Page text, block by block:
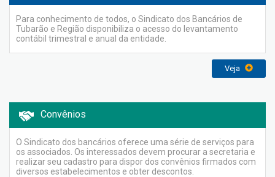
Para conhecimento de todos, o Sindicato dos Bancários de
Tubarão e Região disponibiliza o acesso do levantamento
contábil trimestral e anual da entidade.
Veja
Convênios
O Sindicato dos bancários oferece uma série de serviços para
os associados. Os interessados devem procurar a secretaria e
realizar seu cadastro para dispor dos convênios firmados com
diversos estabelecimentos e obter descontos.